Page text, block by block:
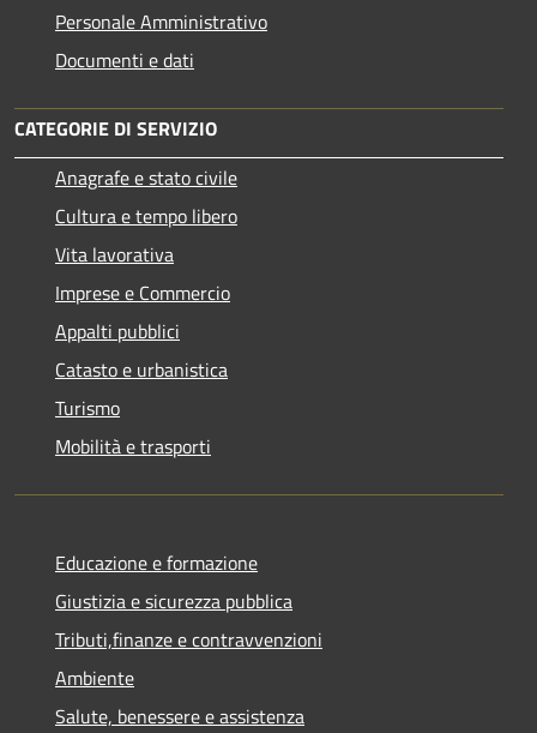
Personale Amministrativo
Documenti e dati
CATEGORIE DI SERVIZIO
Anagrafe e stato civile
Cultura e tempo libero
Vita lavorativa
Imprese e Commercio
Appalti pubblici
Catasto e urbanistica
Turismo
Mobilità e trasporti
Educazione e formazione
Giustizia e sicurezza pubblica
Tributi,finanze e contravvenzioni
Ambiente
Salute, benessere e assistenza